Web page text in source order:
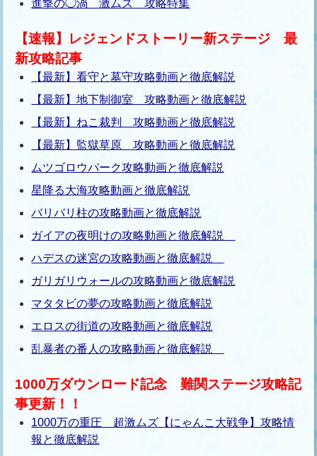
進撃の◯渦 激ムズ 攻略特集
【速報】レジェンドストーリー新ステージ 最
新攻略記事
【最新】看守と墓守攻略動画と徹底解説
【最新】地下制御室 攻略動画と徹底解説
【最新】ねこ裁判 攻略動画と徹底解説
【最新】監獄草原 攻略動画と徹底解説
ムツゴロウパーク攻略動画と徹底解説
星降る大海攻略動画と徹底解説
バリバリ柱の攻略動画と徹底解説
ガイアの夜明けの攻略動画と徹底解説
ハデスの迷宮の攻略動画と徹底解説
ガリガリウォールの攻略動画と徹底解説
マタタビの夢の攻略動画と徹底解説
エロスの街道の攻略動画と徹底解説
乱暴者の番人の攻略動画と徹底解説
1000万ダウンロード記念 難関ステージ攻略記
事更新！！
1000万の重圧 超激ムズ【にゃんこ大戦争】攻略情
報と徹底解説